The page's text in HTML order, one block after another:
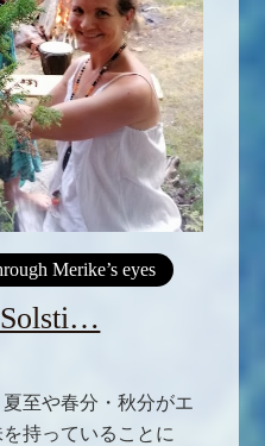
Merike’s eyes
至や春分・秋分がエ
持っていることに